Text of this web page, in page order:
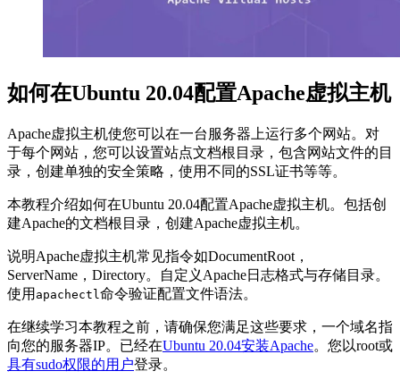
如何在Ubuntu 20.04配置Apache虚拟主机
Apache虚拟主机使您可以在一台服务器上运行多个网站。对
于每个网站，您可以设置站点文档根目录，包含网站文件的目
录，创建单独的安全策略，使用不同的SSL证书等等。
本教程介绍如何在Ubuntu 20.04配置Apache虚拟主机。包括创
建Apache的文档根目录，创建Apache虚拟主机。
说明Apache虚拟主机常见指令如DocumentRoot，
ServerName，Directory。自定义Apache日志格式与存储目录。
使用 apachectl 命令验证配置文件语法。
在继续学习本教程之前，请确保您满足这些要求，一个域名指
向您的服务器IP。已经在Ubuntu 20.04安装Apache。您以root或
具有sudo权限的用户登录。